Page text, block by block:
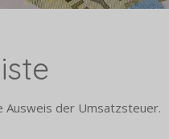
Ausweis der Umsatzsteuer.